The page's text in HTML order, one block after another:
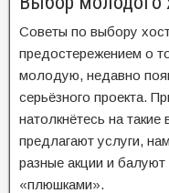
Советы по выбору
предостережением о
молодую, недавно
серьёзного проекта.
натолкнётесь на
предлагают услуги,
разные акции и
«плюшками».